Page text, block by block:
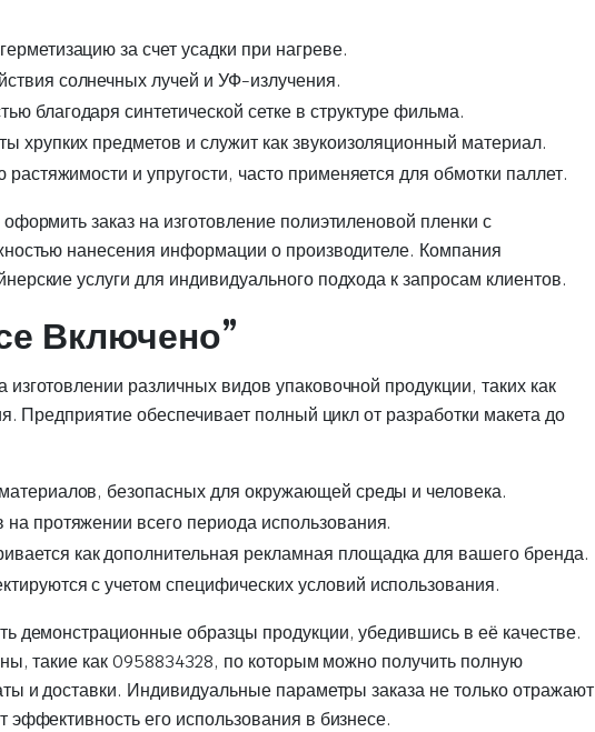
за счет усадки при нагреве.
солнечных лучей и УФ-излучения.
благодаря синтетической сетке в структуре фильма.
хрупких предметов и служит как звукоизоляционный материал.
и упругости, часто применяется для обмотки паллет.
заказ на изготовление полиэтиленовой пленки с
нанесения информации о производителе. Компания
услуги для индивидуального подхода к запросам клиентов.
Включено”
различных видов упаковочной продукции, таких как
Предприятие обеспечивает полный цикл от разработки макета до
безопасных для окружающей среды и человека.
протяжении всего периода использования.
как дополнительная рекламная площадка для вашего бренда.
с учетом специфических условий использования.
демонстрационные образцы продукции, убедившись в её качестве.
такие как 0958834328, по которым можно получить полную
и доставки. Индивидуальные параметры заказа не только отражают
его использования в бизнесе.